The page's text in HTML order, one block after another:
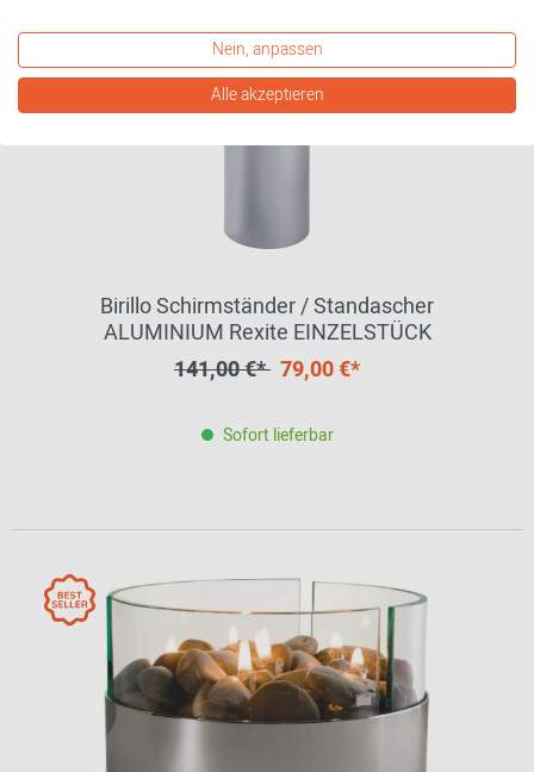
Birillo Schirmständer / Standascher
ALUMINIUM Rexite EINZELSTÜCK
141,00 €* 79,00 €*
Sofort lieferbar
Nein, anpassen
Alle akzeptieren